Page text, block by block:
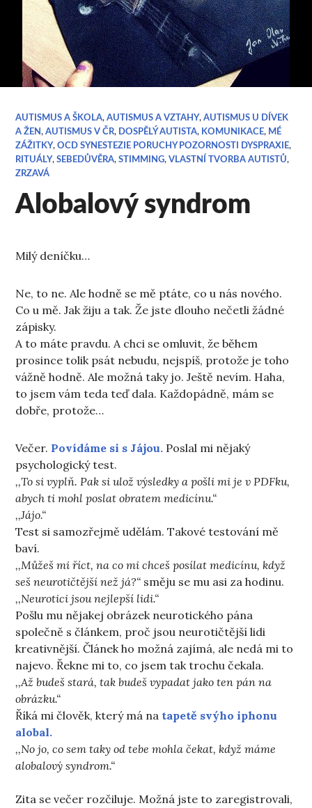
AUTISMUS A ŠKOLA,AUTISMUS A VZTAHY,AUTISMUS U DÍVEK
A ŽEN,AUTISMUS V ČR, DOSPĚLÝ AUTISTA, KOMUNIKACE, MÉ
ZÁŽITKY,OCD SYNESTEZIE PORUCHY POZORNOSTI DYSPRAXIE,
RITUÁLY,SEBEDŮVĚRA,STIMMING,VLASTNÍ TVORBA AUTISTŮ,
ZRZAVÁ
Alobalový syndrom
Milý deníčku…
Ne, to ne. Ale hodně se mě ptáte, co u nás nového.
Co u mě. Jak žiju a tak. Že jste dlouho nečetli žádné
zápisky.
A to máte pravdu. A chci se omluvit, že během
prosince tolik psát nebudu, nejspíš, protože je toho
vážně hodně. Ale možná taky jo. Ještě nevím. Haha,
to jsem vám teda teď dala. Každopádně, mám se
dobře, protože…
Večer. Povídáme si s Jájou. Poslal mi nějaký
psychologický test.
,,To si vyplň. Pak si ulož výsledky a pošli mi je v PDFku,
abych ti mohl poslat obratem medicínu.“
,,Jájo.“
Test si samozřejmě udělám. Takové testování mě
baví.
,,Můžeš mi říct, na co mi chceš posílat medicínu, když
seš neurotičtější než já?“ směju se mu asi za hodinu.
,,Neurotici jsou nejlepší lidi.“
Pošlu mu nějakej obrázek neurotického pána
společně s článkem, proč jsou neurotičtější lidi
kreativnější. Článek ho možná zajímá, ale nedá mi to
najevo. Řekne mi to, co jsem tak trochu čekala.
,,Až budeš stará, tak budeš vypadat jako ten pán na
obrázku.“
Říká mi člověk, který má na tapetě svýho iphonu
alobal.
,,No jo, co sem taky od tebe mohla čekat, když máme
alobalový syndrom.“
Zita se večer rozčiluje. Možná jste to zaregistrovali,